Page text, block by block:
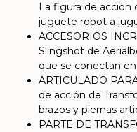
La figura de acción
juguete robot a
ACCESORIOS
Slingshot de
que se conectan
ARTICULADO
de acción de
brazos y piernas
PARTE DE